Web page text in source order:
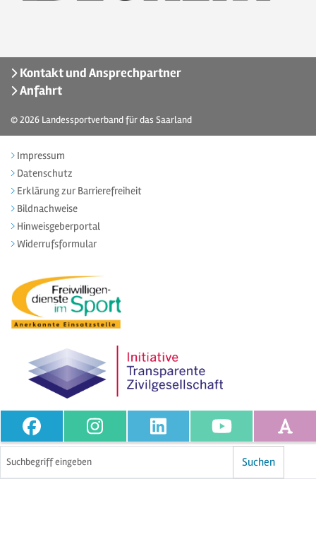
Kontakt und Ansprechpartner
Anfahrt
© 2026 Landessportverband für das Saarland
Impressum
Datenschutz
Erklärung zur Barrierefreiheit
Bildnachweise
Hinweisgeberportal
Widerrufsformular
Suchen